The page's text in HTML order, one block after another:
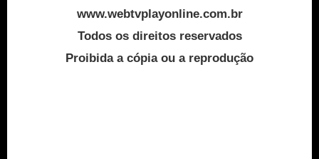
www.webtvplayonline.com.br
Todos os direitos reservados
Proibida a cópia ou a reprodução